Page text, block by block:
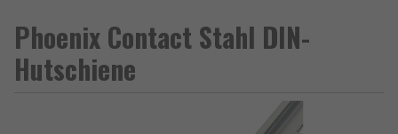
Phoenix Contact Stahl DIN-
Hutschiene